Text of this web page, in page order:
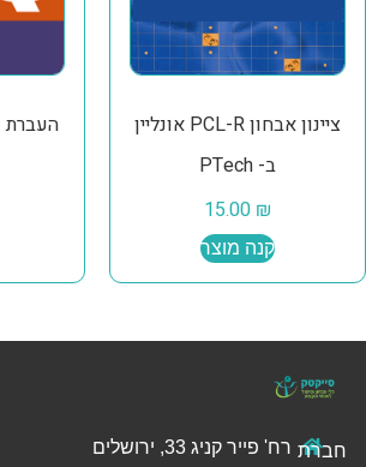
ציינון אבחון PCL-R אונליין
ב- PTech
15.00 ₪
קנה מוצר
רח' פייר קניג 33, ירושלים חברת